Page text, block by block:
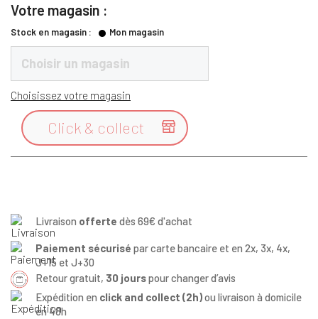
Votre magasin :
Stock en magasin : Mon magasin
Choisir un magasin
Choisissez votre magasin

Click & collect
Livraison offerte dès 69€ d'achat
Paiement sécurisé par carte bancaire et en 2x, 3x, 4x,
J+15 et J+30
Retour gratuit, 30 jourspour changer d’avis
Expédition en click and collect (2h)ou livraison à domicile
en 48h